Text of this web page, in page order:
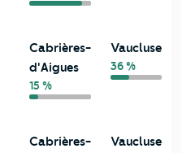
Cabrières-
d'Aigues
15 %
Vaucluse
36 %
Cabrières-
Vaucluse